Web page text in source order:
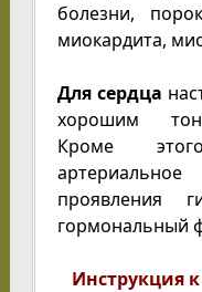
болезни,
миокардита,
Для сердца
хорошим
Кроме
проявления
гормональный
Инструкция